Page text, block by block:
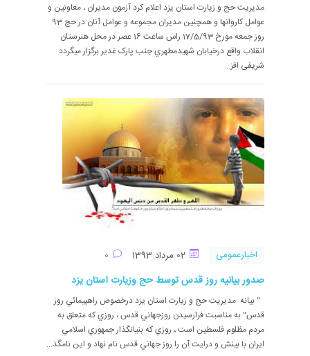
مدیریت حج و زیارت استان یزد اعلام کرد آزمون مديران ، معاونين و
عوامل کاروانها و همچنین مدیران مجموعه و عوامل آنان در حج 93
روز جمعه مورخ 17/5/93 راس ساعت 16 عصر در محل هنرستان
انقلاب واقع درخيابان شهيدمطهري جنب پارک غدير برگزار ميگردد
شریفی افز...
اخبارعمومی 02 مرداد 1393
صدور بیانیه روز قدس توسط حج وزیارت استان یزد
" بيانه مدیریت حج و زيارت استان يزد درخصوص راهپيمائي روز
قدس" به مناسبت فرارسيدن روزجهاني قدس ، روزي که متعلق به
مردم مظلوم فلسطين است ، روزي که بنيانگذار جمهوري اسلامي
ايران با بينش و درايت آن را روز جهاني قدس نام نهاد و اين نامگذ...